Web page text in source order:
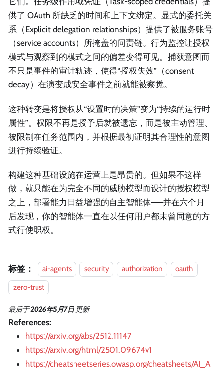
供了 OAuth 所缺乏的时间和上下文绑定。显式的委托关
系（Explicit delegation relationships）提供了被服务账号
（service accounts）所掩盖的问责链。行为监控让授权
模式与观察到的模式之间的偏差变得可见。捕获意图而
不只是事件的审计轨迹，使得“授权失效”（consent
decay）在演变成安全事件之前就能被察觉。
这种转变是将授权从“设置时的决策”变为“持续的运行时
属性”。权限不再是授予后就被遗忘，而是被主动管理、
被限制在任务范围内，并根据最初证明其合理性的意图
进行持续验证。
构建这种基础设施在运营上是昂贵的。但如果不这样
做，就只能在为完全不同的威胁模型而设计的授权模型
之上，部署能力日益增强的自主智能体——并在六个月
后发现，你的智能体一直在以任何用户都未曾同意的方
式行使职权。
标签： ai-agents security authorization
oauth
zero-trust
最后于2026年5月7日 更新
References:
https://arxiv.org/abs/2512.11147
https://arxiv.org/html/2501.09674v1
https://cheatsheetseries.owasp.org/cheatsheets/AI_A